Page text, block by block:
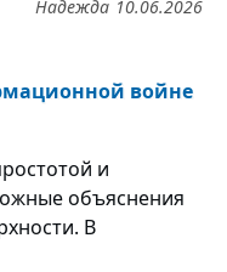
10.06.2026
Надежда
войне
и
объяснения
В